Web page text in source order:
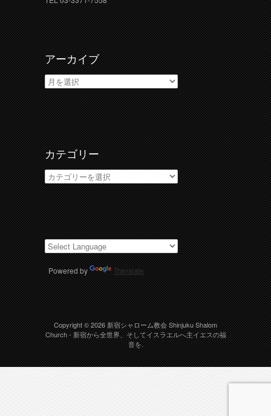
アーカイブ
ア
ー
カ
イ
ブ
カテゴリー
カ
テ
ゴ
リ
ー
Powered by Translate
Copyright © 2026新宿シャローム教会 Shinjuku Shalom
Church- 新宿から全世界、そしてイスラエルへ主イエスの福
音を.